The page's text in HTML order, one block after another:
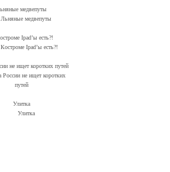
медвепуты
Ipad’ы есть?!
не ищет коротких путей
Улитка